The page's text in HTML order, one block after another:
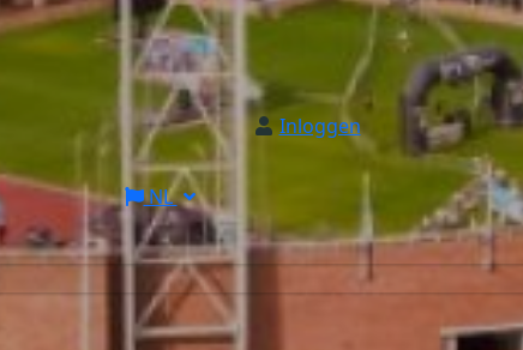
Inloggen
NL